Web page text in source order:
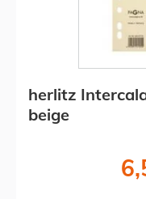
herlitz
beige